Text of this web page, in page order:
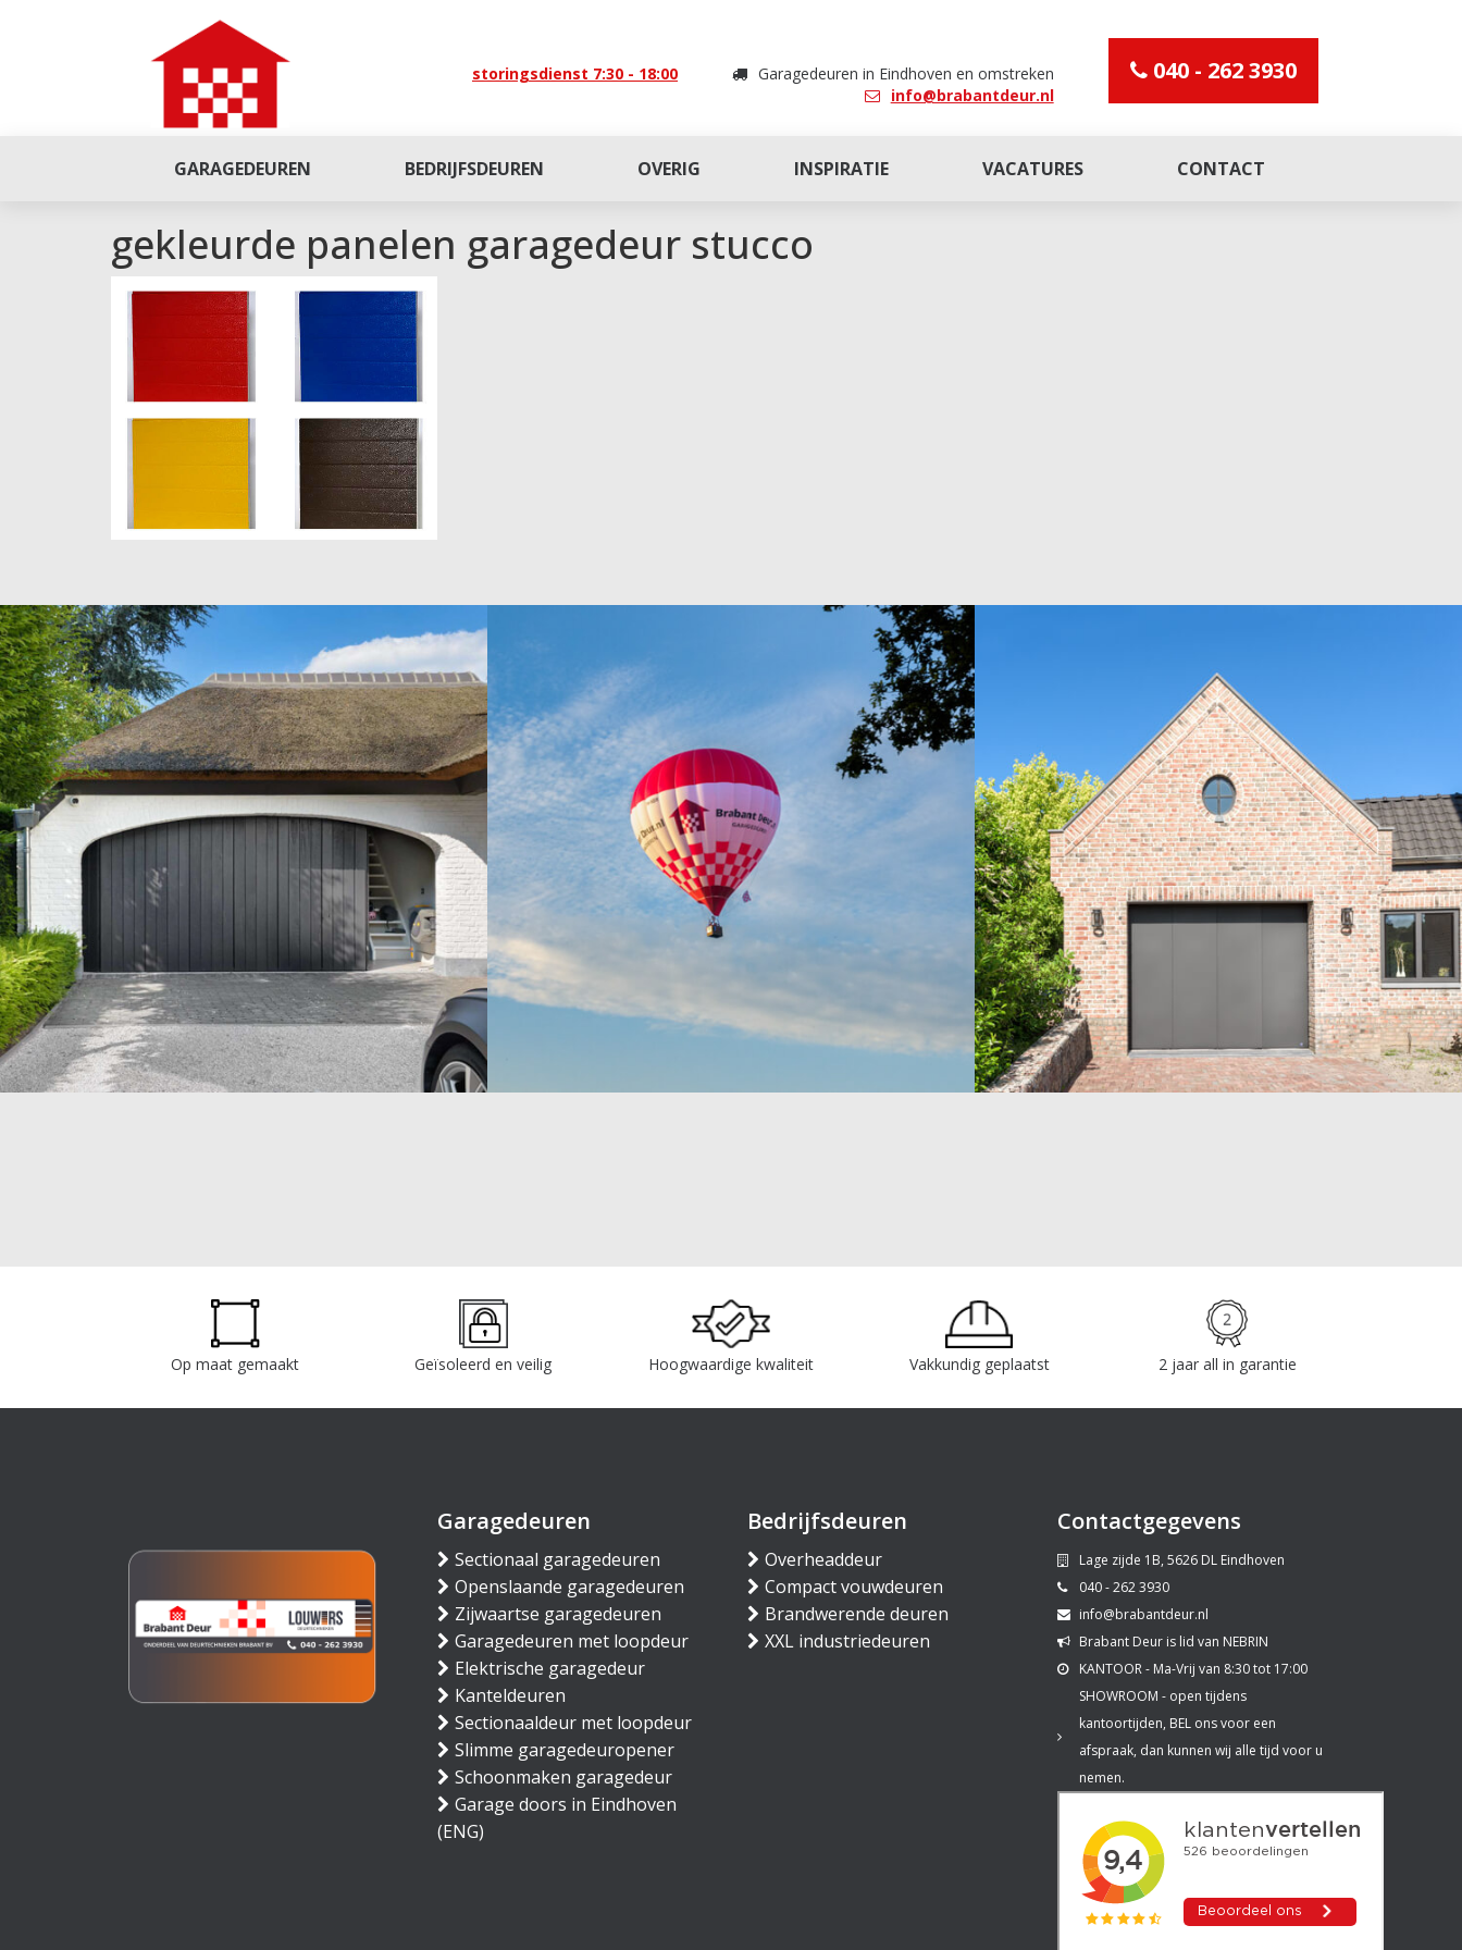
storingsdienst 7:30 - 18:00
Garagedeuren in Eindhoven en omstreken
info@brabantdeur.nl
040 - 262 3930
GARAGEDEUREN BEDRIJFSDEUREN OVERIG INSPIRATIE VACATURES CONTACT
gekleurde panelen garagedeur stucco
Op maat gemaakt Geïsoleerd en veilig Hoogwaardige kwaliteit Vakkundig geplaatst 2 jaar all in garantie
Garagedeuren
Sectionaal garagedeuren
Openslaande garagedeuren
Zijwaartse garagedeuren
Garagedeuren met loopdeur
Elektrische garagedeur
Kanteldeuren
Sectionaaldeur met loopdeur
Slimme garagedeuropener
Schoonmaken garagedeur
Garage doors in Eindhoven
(ENG)
Bedrijfsdeuren
Overheaddeur
Compact vouwdeuren
Brandwerende deuren
XXL industriedeuren
Contactgegevens
Lage zijde 1B, 5626 DL Eindhoven
040 - 262 3930
info@brabantdeur.nl
Brabant Deur is lid van NEBRIN
KANTOOR - Ma-Vrij van 8:30 tot 17:00
SHOWROOM - open tijdens
kantoortijden, BEL ons voor een
afspraak, dan kunnen wij alle tijd voor u
nemen.